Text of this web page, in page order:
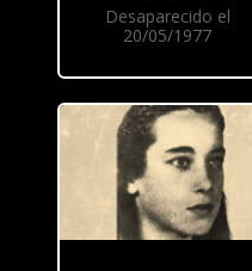
Desaparecido el
20/05/1977